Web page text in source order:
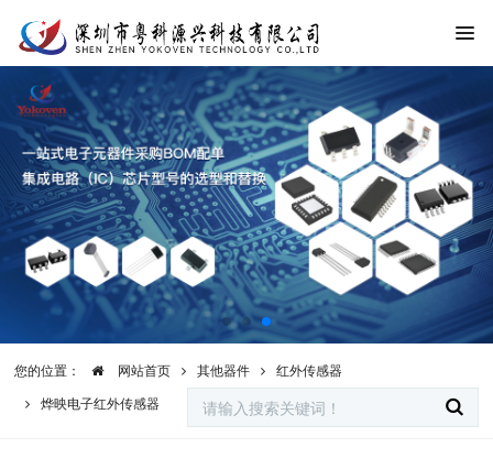
您的位置： 网站首页 其他器件
红外传感器
烨映电子红外传感器